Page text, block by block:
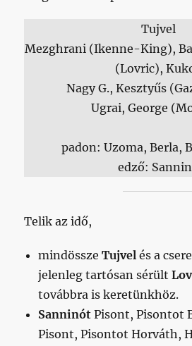
Tujvel
Mezghrani (Ikenne-King),
(Lovric),
Nagy G., Kesztyűs
Ugrai, George
padon: Uzoma, Berla,
edző:
Telik az idő,
mindösszeTujvel és a
jelenleg tartósan sérült
továbbra is keretünkhöz.
Sanninót Pisont, Pisontot
Pisont, Pisontot Horváth,